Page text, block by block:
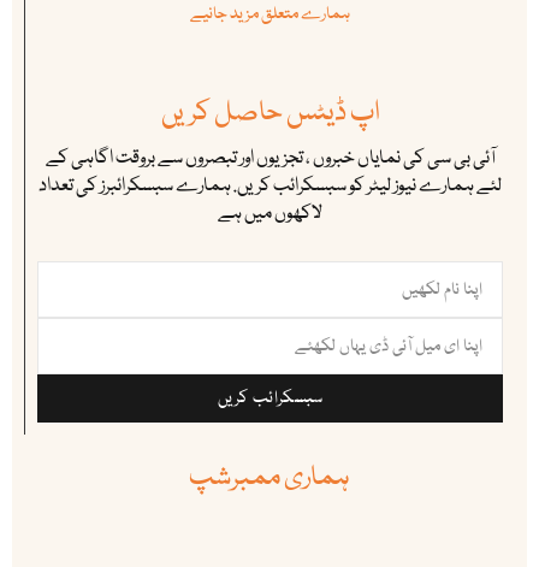
ہمارے متعلق مزید جانیے
اپ ڈیٹس حاصل کریں
آئی بی سی کی نمایاں خبروں ، تجزیوں اور تبصروں سے بروقت اگاہی کے
لئے ہمارے نیوز لیٹر کو سبسکرائب کریں. ہمارے سبسکرائبرز کی تعداد
لاکھوں میں ہے
سبسکرائب کریں
ہماری ممبرشپ